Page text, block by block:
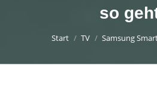
so
Sie befinden sich hier:
Start TV Samsung